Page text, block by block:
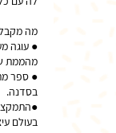
● עוגה
● ספר